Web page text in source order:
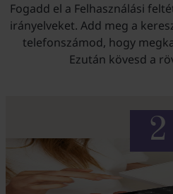
Fogadd el a Felhasználási
irányelveket. Add meg a
telefonszámod, hogy
Ezután kövesd a